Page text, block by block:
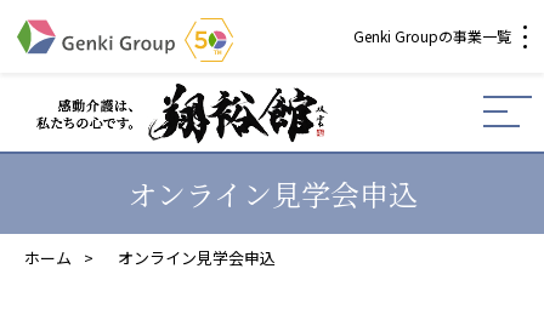
Genki Groupの事業一覧
介護・福祉
社会福祉法人 元気村グループ
社会福祉法人元気村オンライン見学会申込
ホーム > オンライン見学会申込